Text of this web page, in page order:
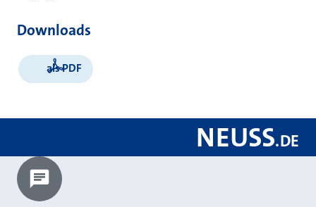
Downloads
als PDF
NEUSS.DE
Chatbot laden?